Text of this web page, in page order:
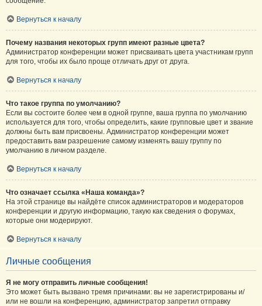
Вернуться к началу
Почему названия некоторых групп имеют разные цвета?
Администратор конференции может присваивать цвета участникам групп
для того, чтобы их было проще отличать друг от друга.
Вернуться к началу
Что такое группа по умолчанию?
Если вы состоите более чем в одной группе, ваша группа по умолчанию
используется для того, чтобы определить, какие групповые цвет и звание
должны быть вам присвоены. Администратор конференции может
предоставить вам разрешение самому изменять вашу группу по
умолчанию в личном разделе.
Вернуться к началу
Что означает ссылка «Наша команда»?
На этой странице вы найдёте список администраторов и модераторов
конференции и другую информацию, такую как сведения о форумах,
которые они модерируют.
Вернуться к началу
Личные сообщения
Я не могу отправить личные сообщения!
Это может быть вызвано тремя причинами: вы не зарегистрированы и/
или не вошли на конференцию, администратор запретил отправку